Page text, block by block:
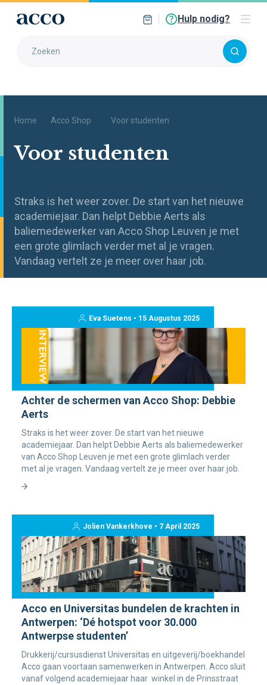
Hulp nodig?
Home Acco Shop Voor studenten
Voor studenten
Straks is het weer zover. De start van het nieuwe
academiejaar. Dan helpt Debbie Aerts als
baliemedewerker van Acco Shop Leuven je met
een grote glimlach verder met al je vragen.
Vandaag vertelt ze je meer over haar job.
Eva Suetens • 15 Augustus 2025
Achter de schermen van Acco Shop: Debbie
Aerts
Straks is het weer zover. De start van het nieuwe
academiejaar. Dan helpt Debbie Aerts als baliemedewerker
van Acco Shop Leuven je met een grote glimlach verder
met al je vragen. Vandaag vertelt ze je meer over haar job.
Jolien Vankerkhove • 7 April 2025
Acco en Universitas bundelen de krachten in
Antwerpen: ‘Dé hotspot voor 30.000
Antwerpse studenten’
Drukkerij/cursusdienst Universitas en uitgeverij/boekhandel
Acco gaan voortaan samenwerken in Antwerpen. Acco sluit
vanaf volgend academiejaar haar winkel in de Prinsstraat